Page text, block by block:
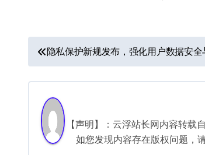
文
章
导
航
隐私保护新规发布，强化用户数据安
【声明】：云浮站长网内容转载
如您发现内容存在版权问题，